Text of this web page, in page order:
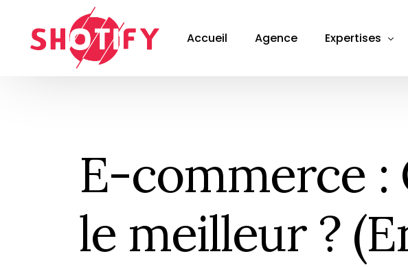
Accueil Agence Expertises
Département
E-commerce :
le meilleur ?